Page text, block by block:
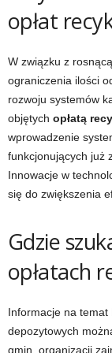
opłat
W związku z
ograniczenia ilości
rozwoju systemów
objętych opłatą
wprowadzenie
funkcjonujących już
Innowacje w
się do zwiększenia
Gdzie
opłatach
Informacje na temat
depozytowych
gmin, organizacji